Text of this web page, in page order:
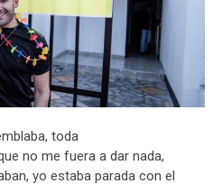
toda
no me fuera a dar nada,
yo estaba parada con el